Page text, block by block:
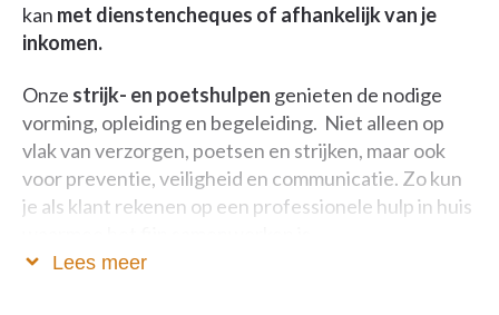
kan met dienstencheques of afhankelijk van je
inkomen.
Onze strijk- en poetshulpen genieten de nodige
vorming, opleiding en begeleiding. Niet alleen op
vlak van verzorgen, poetsen en strijken, maar ook
voor preventie, veiligheid en communicatie. Zo kun
je als klant rekenen op een professionele hulp in huis
Lees meer